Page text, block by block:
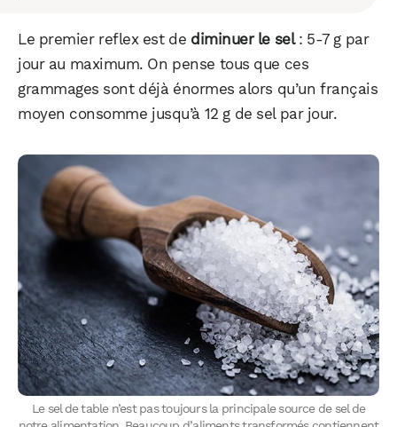
Le premier reflex est de diminuer le sel: 5-7 g par
jour au maximum. On pense tous que ces
grammages sont déjà énormes alors qu’un français
moyen consomme jusqu’à 12 g de sel par jour.
Le sel de table n’est pas toujours la principale source de sel de
WhatsApp Telegram Email